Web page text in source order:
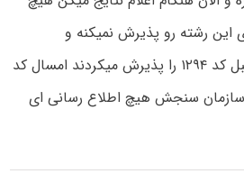
این رشته رو پذیرش نمیکنه و
دانشگاههایی که تا سال قبل کد ۱۲۹۴ را پذیرش میکردند امسال کد
و سازمان سنجش هیچ اطلاع رسانی ای